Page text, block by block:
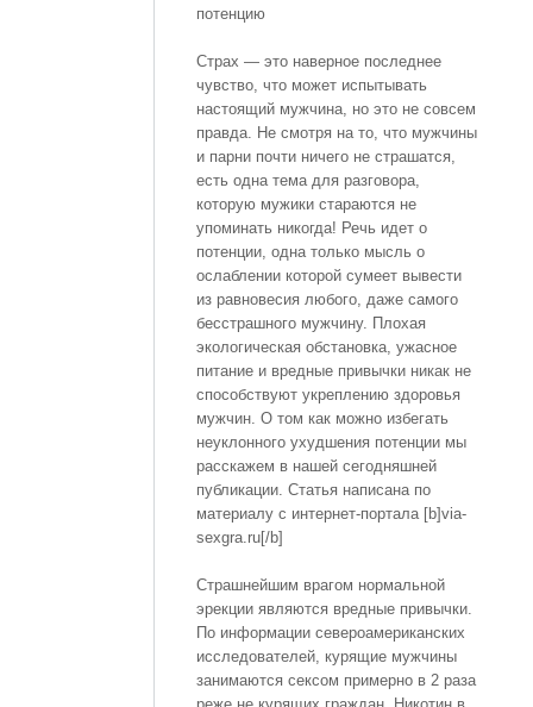
потенцию
Страх — это наверное последнее
чувство, что может испытывать
настоящий мужчина, но это не совсем
правда. Не смотря на то, что мужчины
и парни почти ничего не страшатся,
есть одна тема для разговора,
которую мужики стараются не
упоминать никогда! Речь идет о
потенции, одна только мысль о
ослаблении которой сумеет вывести
из равновесия любого, даже самого
бесстрашного мужчину. Плохая
экологическая обстановка, ужасное
питание и вредные привычки никак не
способствуют укреплению здоровья
мужчин. О том как можно избегать
неуклонного ухудшения потенции мы
расскажем в нашей сегодняшней
публикации. Статья написана по
материалу с интернет-портала [b]via-
sexgra.ru[/b]
Страшнейшим врагом нормальной
эрекции являются вредные привычки.
По информации североамериканских
исследователей, курящие мужчины
занимаются сексом примерно в 2 раза